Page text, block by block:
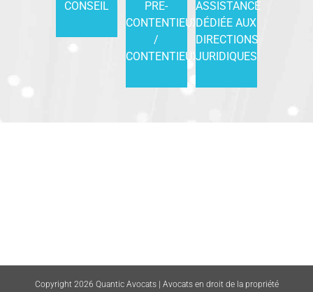
CONSEIL
PRE-
CONTENTIEUX
/
CONTENTIEUX
ASSISTANCE
DÉDIÉE AUX
DIRECTIONS
JURIDIQUES
Copyright 2026 Quantic Avocats | Avocats en droit de la propriété